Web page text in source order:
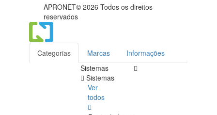
APRONET© 2026 Todos os direitos
reservados
Categorias Marcas
Informações
Sistemas
Sistemas
Ver
todos